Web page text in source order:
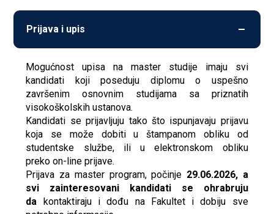
Prijava i upis
Mogućnost upisa na master studije imaju svi
kandidati koji poseduju diplomu o uspešno
završenim osnovnim studijama sa priznatih
visokoškolskih ustanova.
Kandidati se prijavljuju tako što ispunjavaju prijavu
koja se može dobiti u štampanom obliku od
studentske službe, ili u elektronskom obliku
prekoon-line prijave.
Prijava za master program, počinje 29.06.2026, a
svi zainteresovani kandidati se ohrabruju
da kontaktiraju i dođu na Fakultet i dobiju sve